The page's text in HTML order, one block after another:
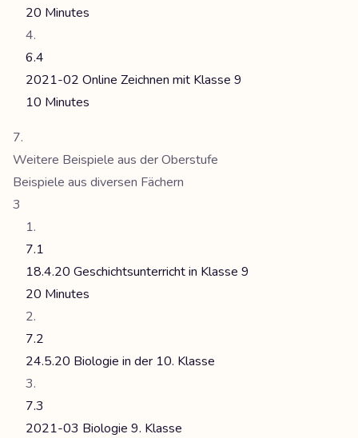
20 Minutes
6.4
2021-02 Online Zeichnen mit Klasse 9
10 Minutes
Weitere Beispiele aus der Oberstufe
Beispiele aus diversen Fächern
3
7.1
18.4.20 Geschichtsunterricht in Klasse 9
20 Minutes
7.2
24.5.20 Biologie in der 10. Klasse
7.3
2021-03 Biologie 9. Klasse